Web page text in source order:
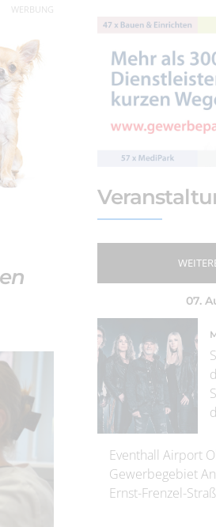
WERBUNG
07.
Eventhall Airport
Gewerbegebiet
Ernst-Frenzel-